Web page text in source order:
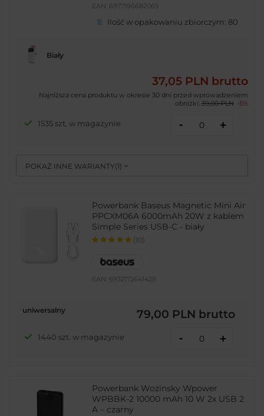
EAN: 6977196682065
Ilość w opakowaniu zbiorczym: 80
POKAŻ INNE WARIANTY( 1)
Biały
37,05 PLN brutto
Najniższa cena produktu w okresie 30 dni przed wprowadzeniem
obniżki: 39,00 PLN -5%
1535 szt. w magazynie - +
Powerbank Baseus Magnetic Mini Air
PPCXM06A 6000mAh 20W z kablem
Simple Series USB-C - biały
(10)
EAN: 6932172641429
uniwersalny 79,00 PLN brutto
1440 szt. w magazynie - +
Powerbank Wozinsky Wpower
WPBBK-2 10000 mAh 10 W 2x USB 2
A – czarny